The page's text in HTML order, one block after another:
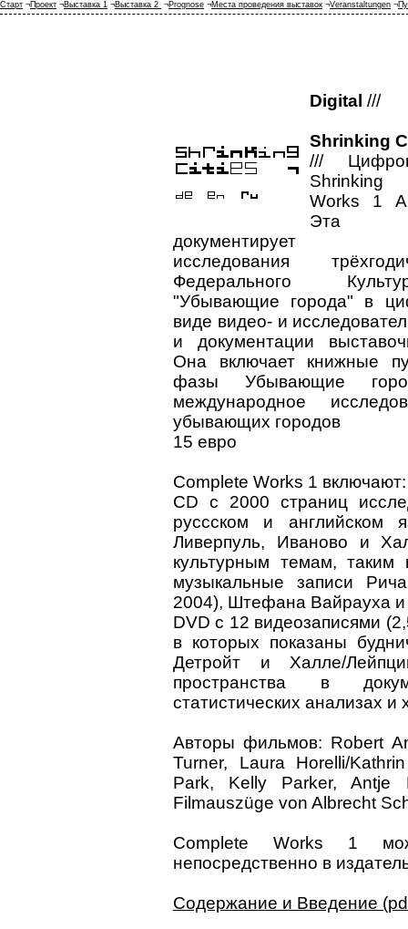
Digital ///
Shrinking
///
Shrinking
Works 1
Эта
документирует
исследования
Федерального
"Убывающие города" в
виде видео- и
и документации
Она включает книжные
фазы Убывающие
международное
убывающих городов
15 евро
Complete Works 1 включают:
CD с 2000 страниц
руссском и английском
Ливерпуль, Иваново и
культурным темам, таким
музыкальные записи
2004), Штефана Вайрауха и
DVD с 12 видеозаписями
в которых показаны
Детройт и Халле/
пространства в
статистических анализах
Авторы фильмов: Robert
Turner, Laura Horelli/
Park, Kelly Parker, Antje
Filmauszüge von Albrecht
Complete Works 1
непосредственно в
Содержание и Введение
Старт ¬Проект ¬Выставка 1 ¬Выставка 2 ¬Prognose ¬Места проведения выставок ¬Veranstaltungen ¬